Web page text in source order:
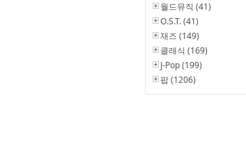
월드뮤직 (41)
O.S.T. (41)
재즈 (149)
클래식 (169)
J-Pop (199)
팝 (1206)